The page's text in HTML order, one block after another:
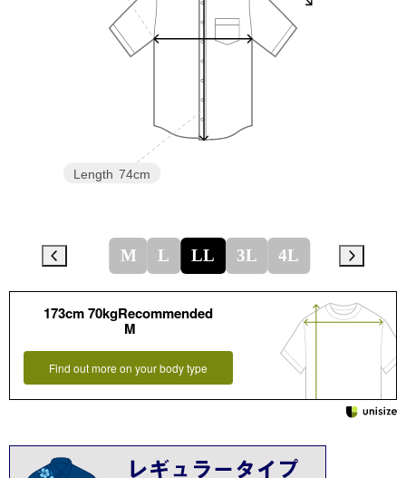
Length 74cm
M L LL 3L 4L
173cm 70kgRecommended
M
Find out more on your body type